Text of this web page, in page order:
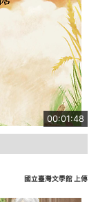
00:01:48
國立臺灣文學館 上傳